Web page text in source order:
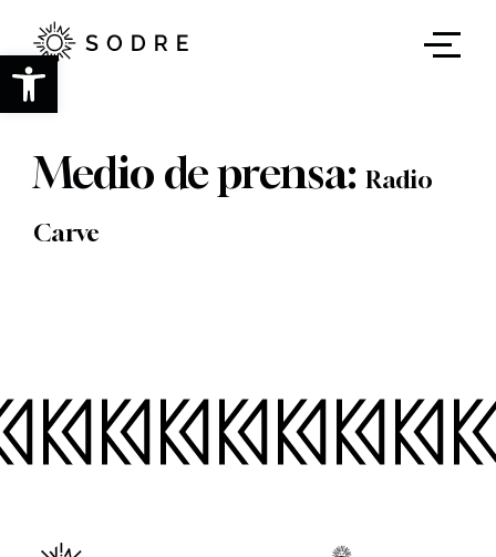
Abrir barra de herramientas
contenido
principal
Medio de prensa: Radio
Carve